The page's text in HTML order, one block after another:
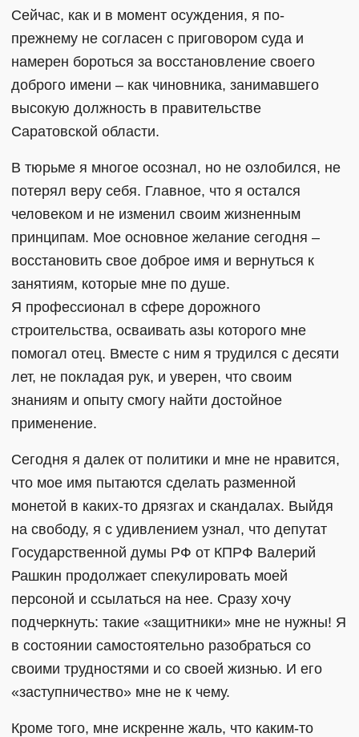
Сейчас, как и в момент осуждения, я по-
прежнему не согласен с приговором суда и
намерен бороться за восстановление своего
доброго имени – как чиновника, занимавшего
высокую должность в правительстве
Саратовской области.
В тюрьме я многое осознал, но не озлобился, не
потерял веру себя. Главное, что я остался
человеком и не изменил своим жизненным
принципам. Мое основное желание сегодня –
восстановить свое доброе имя и вернуться к
занятиям, которые мне по душе.
Я профессионал в сфере дорожного
строительства, осваивать азы которого мне
помогал отец. Вместе с ним я трудился с десяти
лет, не покладая рук, и уверен, что своим
знаниям и опыту смогу найти достойное
применение.
Сегодня я далек от политики и мне не нравится,
что мое имя пытаются сделать разменной
монетой в каких-то дрязгах и скандалах. Выйдя
на свободу, я с удивлением узнал, что депутат
Государственной думы РФ от КПРФ Валерий
Рашкин продолжает спекулировать моей
персоной и ссылаться на нее. Сразу хочу
подчеркнуть: такие «защитники» мне не нужны! Я
в состоянии самостоятельно разобраться со
своими трудностями и со своей жизнью. И его
«заступничество» мне не к чему.
Кроме того, мне искренне жаль, что каким-то